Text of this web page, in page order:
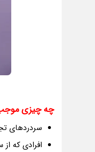
چه چیزی
سردردهای
افرادی که